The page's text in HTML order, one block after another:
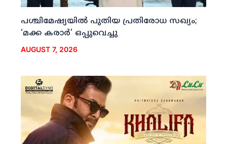
പശ്ചിമേഷ്യയില്‍ പുതിയ പ്രതിരോധ സഖ്യം;
‘മക്ക കരാര്‍’ ഒപ്പുവെച്ചു
AUGUST 7, 2026